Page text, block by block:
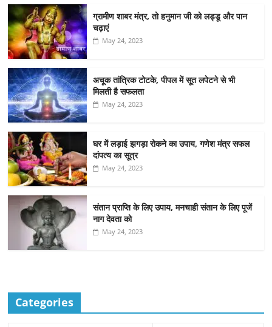
ग्रामीण शाबर मंत्र, तो हनुमान जी को लड्डू और पान
चढ़ाएं
May 24, 2023
अचूक तांत्रिक टोटके, पीपल में सूत लपेटने से भी
मिलती है सफलता
May 24, 2023
घर में लड़ाई झगड़ा रोकने का उपाय, गणेश मंत्र सफल
दांपत्य का सूत्र
May 24, 2023
संतान प्राप्ति के लिए उपाय, मनचाही संतान के लिए पूजें
नाग देवता को
May 24, 2023
Categories